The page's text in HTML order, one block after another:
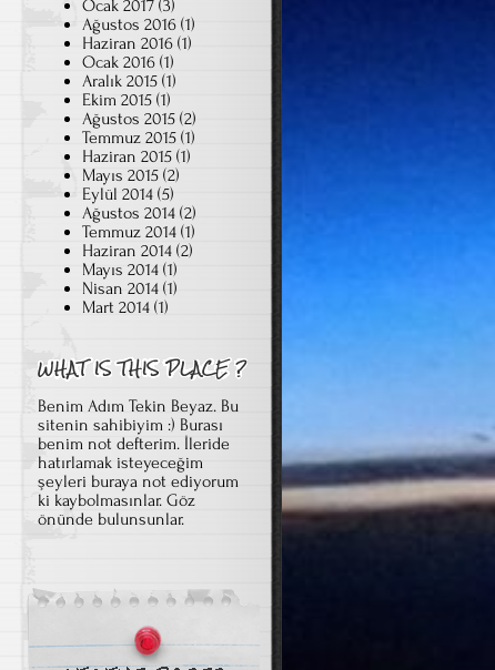
Ocak 2017 (3)
Ağustos 2016 (1)
Haziran 2016 (1)
Ocak 2016 (1)
Aralık 2015 (1)
Ekim 2015 (1)
Ağustos 2015 (2)
Temmuz 2015 (1)
Haziran 2015 (1)
Mayıs 2015 (2)
Eylül 2014 (5)
Ağustos 2014 (2)
Temmuz 2014 (1)
Haziran 2014 (2)
Mayıs 2014 (1)
Nisan 2014 (1)
Mart 2014 (1)
Benim Adım Tekin Beyaz. Bu
sitenin sahibiyim :) Burası
benim not defterim. İleride
hatırlamak isteyeceğim
şeyleri buraya not ediyorum
ki kaybolmasınlar. Göz
önünde bulunsunlar.